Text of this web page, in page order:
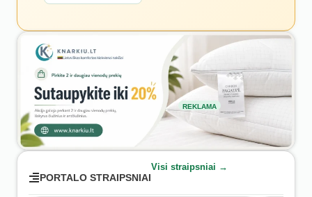
REKLAMA
PORTALO STRAIPSNIAI
Visi straipsniai →